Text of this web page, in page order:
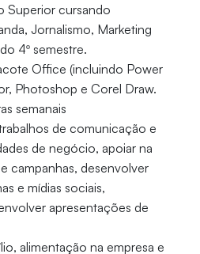
Superior cursando
Jornalismo, Marketing
4º semestre.
Office (incluindo Power
Photoshop e Corel Draw.
semanais
de comunicação e
de negócio, apoiar na
campanhas, desenvolver
e mídias sociais,
apresentações de
alimentação na empresa e